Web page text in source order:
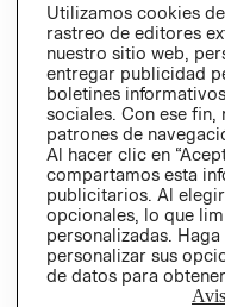
Utilizamos cookies
rastreo de editores
nuestro sitio web,
entregar publicidad
boletines
sociales. Con ese
patrones de
Al hacer clic en
compartamos esta
publicitarios. Al
opcionales, lo que
personalizadas.
personalizar sus
de datos para